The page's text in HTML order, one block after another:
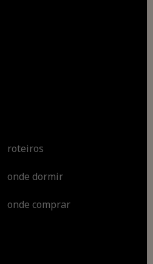
roteiros
onde dormir
onde comprar